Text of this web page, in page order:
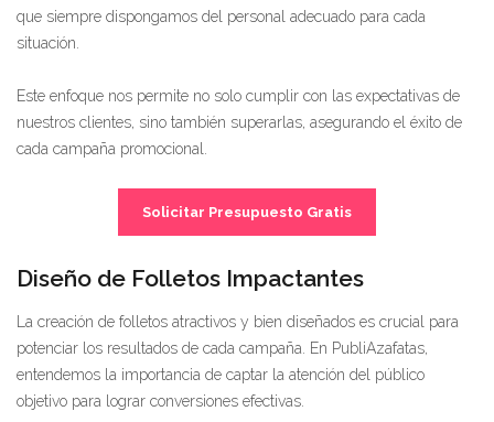
que siempre dispongamos del personal adecuado para cada
situación.
Este enfoque nos permite no solo cumplir con las expectativas de
nuestros clientes, sino también superarlas, asegurando el éxito de
cada campaña promocional.
Solicitar Presupuesto Gratis
Diseño de Folletos Impactantes
La creación de folletos atractivos y bien diseñados es crucial para
potenciar los resultados de cada campaña. En PubliAzafatas,
entendemos la importancia de captar la atención del público
objetivo para lograr conversiones efectivas.